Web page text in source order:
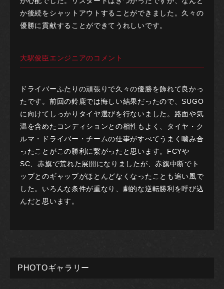
か後続をシャットアウトすることができました。久々の
優勝に貢献することができてうれしいです。
大駅俊臣エンジニアのコメント
ドライバーふたりの頑張りで久々の優勝を飾れて良かっ
たです。前回の鈴鹿では悔しい結果だったので、SUGO
に向けてしっかりタイヤ選びを行ないました。路面や気
温を含めたコンディションとの相性もよく、タイヤ・ク
ルマ・ドライバー・チームの仕事がすべてうまく噛み合
ったことがこの勝利に繋がったと思います。FCYや
SC、赤旗で荒れた展開になりましたが、赤旗中断でト
ップとのギャップがほとんどなくなったことも追い風で
した。いろんな条件が重なり、劇的な逆転勝利を呼び込
んだと思います。
PHOTOギャラリー